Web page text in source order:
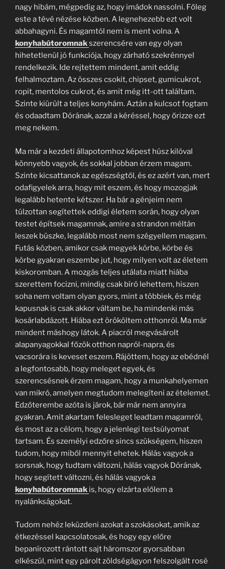
nagy hibám, mégpedig az, hogy imádok nassolni. Főleg
este a tévé nézése közben. A legnehezebb ezt volt
abbahagyni. És magamtól nem is ment volna. A
konyhabútoromnakszerencsére van egy olyan
hihetetlenül jó funkciója, hogy zárható szekrénnyel
rendelkezik. Ide rejtettem mindent, amit eddig
felhalmoztam. Az összes csokit, chipset, gumicukrot,
ropit, mentolos cukrot, és amit még itt-ott találtam.
Szinte kiürült a teljes konyhám. Aztán a kulcsot fogtam
és odaadtam Dórának, azzal a kéréssel, hogy őrizze ezt
meg nekem.
Ma már a kezdeti állapotomhoz képest húsz kilóval
könnyebb vagyok, és sokkal jobban érzem magam.
Szinte kicsattanok az egészségtől, és ez azért van, mert
odafigyelek arra, hogy mit eszem, és hogy mozogjak
legalább hetente kétszer. Ha bár a génjeim nem
túlzottan segítettek eddigi életem során, hogy olyan
testet építsek magamnak, amire a strandon méltán
leszek büszke, legalább most nem szégyellem magam.
Futás közben, amikor csak megyek körbe, körbe és
körbe gyakran eszembe jut, hogy milyen volt az életem
kiskoromban. A mozgás teljes utálata miatt hiába
szerettem focizni, mindig csak bíró lehettem, hiszen
soha nem voltam olyan gyors, mint a többiek, és még
kapusnak is csak akkor váltam be, ha mindenki más
kosárlabdázott. Hiába ezt örököltem otthonról. Ma már
mindent máshogy látok. A piacról megvásárolt
alapanyagokkal főzök otthon napról-napra, és
vacsorára is keveset eszem. Rájöttem, hogy az ebédnél
a legfontosabb, hogy meleget egyek, és
szerencsésnek érzem magam, hogy a munkahelyemen
van mikró, amelyen megtudom melegíteni az ételemet.
Edzőterembe azóta is járok, bár már nem annyira
gyakran. Amit akartam felesleget leadtam magamról,
és most az a célom, hogy a jelenlegi testsúlyomat
tartsam. És személyi edzőre sincs szükségem, hiszen
tudom, hogy miből mennyit ehetek. Hálás vagyok a
sorsnak, hogy tudtam változni, hálás vagyok Dórának,
hogy segített változni, és hálás vagyok a
konyhabútoromnak is, hogy elzárta előlem a
nyalánkságokat.
Tudom nehéz leküzdeni azokat a szokásokat, amik az
étkezéssel kapcsolatosak, és hogy egy előre
bepanírozott rántott sajt háromszor gyorsabban
elkészül, mint egy párolt zöldségágyon felszolgált rosé